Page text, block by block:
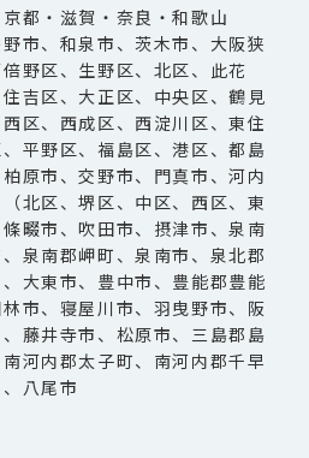
都・滋賀・奈良・和歌山
市、和泉市、茨木市、大阪狭
野区、生野区、北区、此花
吉区、大正区、中央区、鶴見
区、西成区、西淀川区、東住
平野区、福島区、港区、都島
原市、交野市、門真市、河内
北区、堺区、中区、西区、東
畷市、吹田市、摂津市、泉南
泉南郡岬町、泉南市、泉北郡
大東市、豊中市、豊能郡豊能
市、寝屋川市、羽曳野市、阪
藤井寺市、松原市、三島郡島
河内郡太子町、南河内郡千早
八尾市